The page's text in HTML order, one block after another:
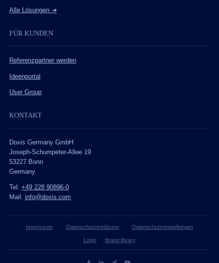
Alle Lösungen ➔
FÜR KUNDEN
Referenzpartner werden
Ideenportal
User Group
KONTAKT
Doxis Germany GmbH
Joseph-Schumpeter-Allee 19
53227 Bonn
Germany
Tel: +49 228 90896-0
Mail: info@doxis.com
Impressum Datenschutzerklärung Datenschutzeinstellungen
Login Brand library